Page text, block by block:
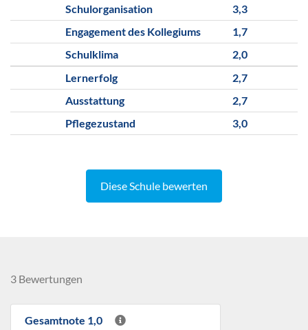
Schulorganisation
3,3
Engagement des Kollegiums
1,7
Schulklima
2,0
Lernerfolg
2,7
Ausstattung
2,7
Pflegezustand
3,0
Diese Schule bewerten
3 Bewertungen
Gesamtnote 1,0